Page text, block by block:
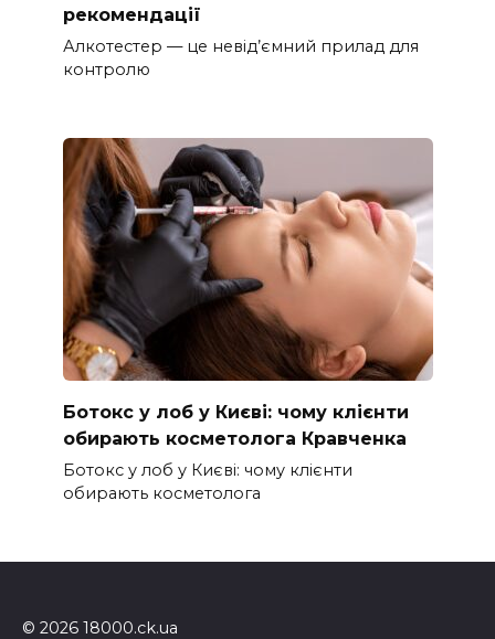
рекомендації
Алкотестер — це невід’ємний прилад для
контролю
Ботокс у лоб у Києві: чому клієнти
обирають косметолога Кравченка
Ботокс у лоб у Києві: чому клієнти
обирають косметолога
© 2026 18000.ck.ua